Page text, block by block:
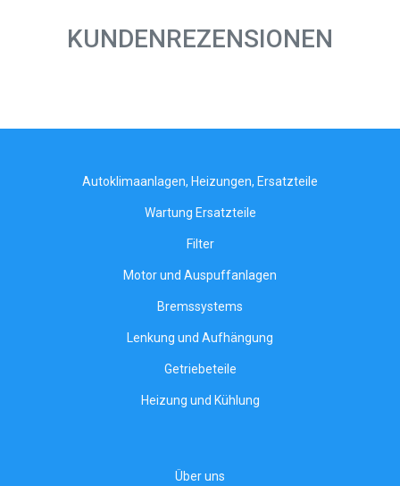
KUNDENREZENSIONEN
Autoklimaanlagen, Heizungen, Ersatzteile
Wartung Ersatzteile
Filter
Motor und Auspuffanlagen
Bremssystems
Lenkung und Aufhängung
Getriebeteile
Heizung und Kühlung
Über uns